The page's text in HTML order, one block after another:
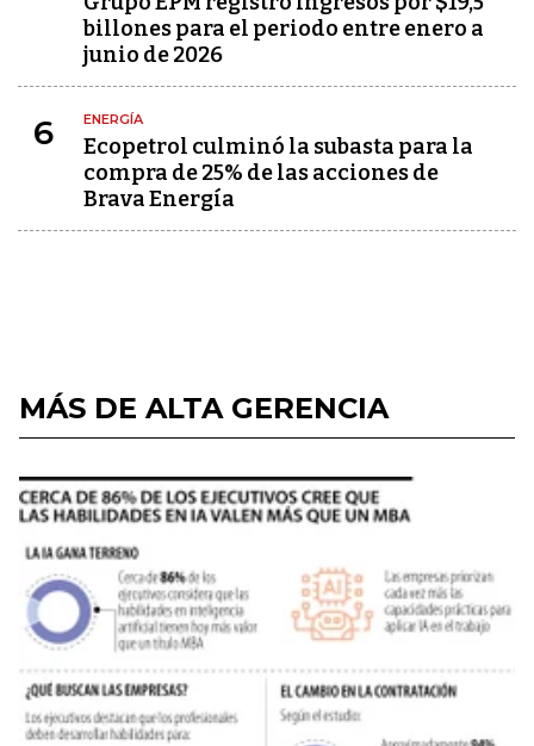
billones para el periodo entre enero a
junio de 2026
6 ENERGÍA
Ecopetrol culminó la subasta para la
compra de 25% de las acciones de
Brava Energía
MÁS DE ALTA GERENCIA